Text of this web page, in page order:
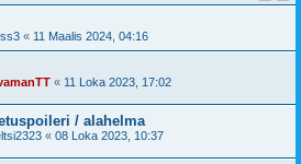
« 11 Maalis 2024, 04:16
« 11 Loka 2023, 17:02
/ alahelma
« 08 Loka 2023, 10:37